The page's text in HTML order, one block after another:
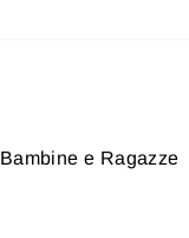
Bambine e Ragazze